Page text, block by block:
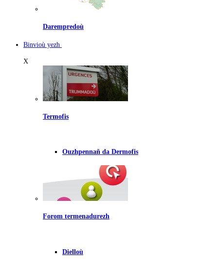
Darempredoù
Binvioù yezh
X
Termofis
Ouzhpennañ da Dermofis
Forom termenadurezh
Dielloù